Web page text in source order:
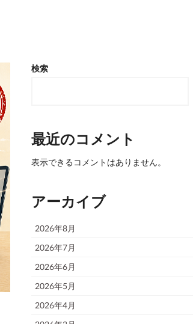
検索
最近のコメント
表示できるコメントはありません。
アーカイブ
2026年8月
2026年7月
2026年6月
2026年5月
2026年4月